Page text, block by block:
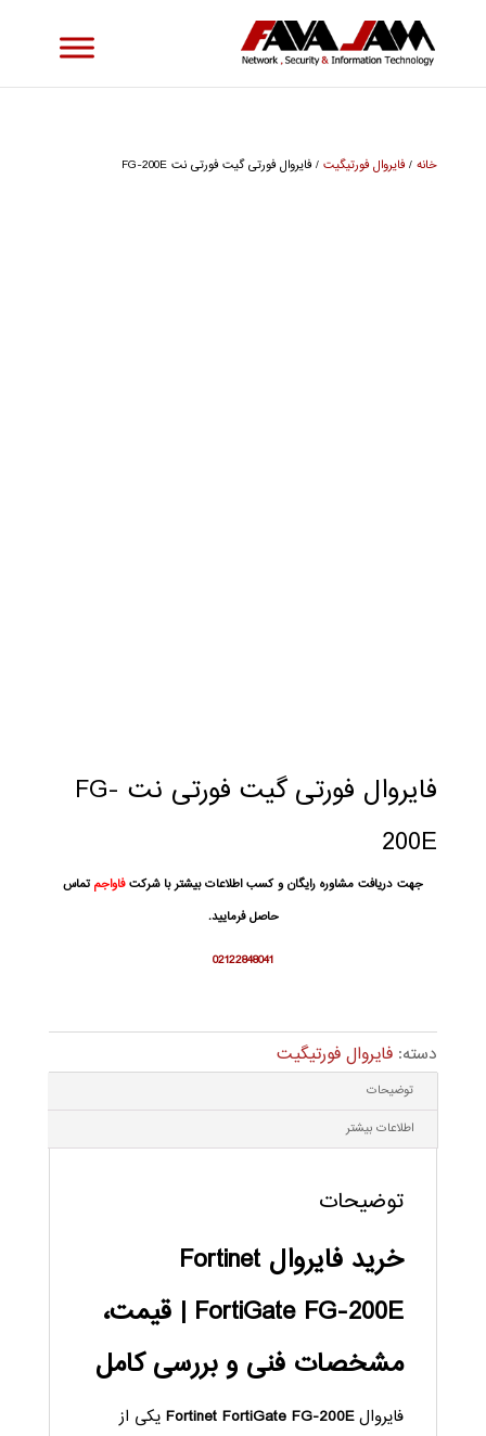
خانه/ فایروال فورتیگیت/ فایروال فورتی گیت فورتی نت FG-200E
فایروال فورتی گیت فورتی نت FG-
200E
جهت دریافت مشاوره رایگان و کسب اطلاعات بیشتر با شرکتفاواجم تماس
حاصل فرمایید.
02122848041
دسته: فایروال فورتیگیت
توضیحات
اطلاعات بیشتر
توضیحات
خرید فایروال Fortinet
FortiGate FG-200E | قیمت،
مشخصات فنی و بررسی کامل
فایروالFortinet FortiGate FG-200Eیکی از